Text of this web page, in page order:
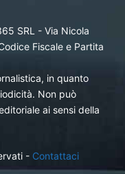
SRL - Via Nicola
Fiscale e Partita
in quanto
Non può
ai sensi della
- Contattaci